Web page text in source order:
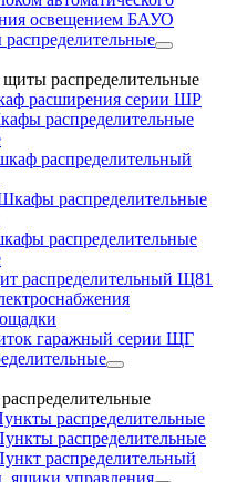
освещением БАУО
распределительные
расширения серии ШР
распределительные
распределительный
распределительные
распределительные
распределительный Щ81
гаражный серии ЩГ
распределительные
распределительные
распределительный
управления